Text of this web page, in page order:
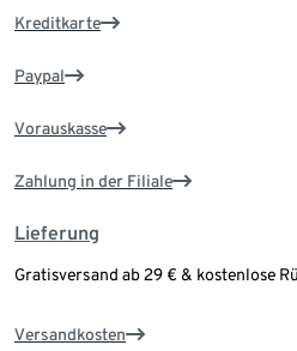
Kreditkarte
Paypal
Vorauskasse
Zahlung in der Filiale
Lieferung
Gratisversand ab 29 € & kostenlose
Versandkosten